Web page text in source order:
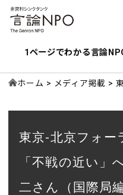
1ページでわかる言論
ホーム メディア掲載
東京-北京フォー
「不戦の近い」
二さん（国際局